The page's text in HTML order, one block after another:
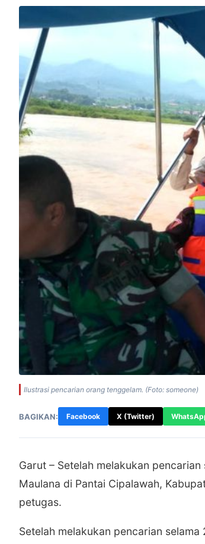
Ilustrasi pencarian orang tenggelam. (Foto: someone)
BAGIKAN: Facebook X (Twitter)
Garut – Setelah melakukan
Maulana di Pantai Cipalawah,
petugas.
Setelah melakukan pencarian